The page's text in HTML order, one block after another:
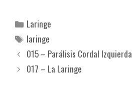
Categorías
Laringe
Etiquetas
laringe
015 – Parálisis Cordal Izquierda
017 – La Laringe